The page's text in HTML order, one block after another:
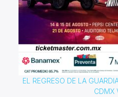
EL REGRESO DE LA
CDMX